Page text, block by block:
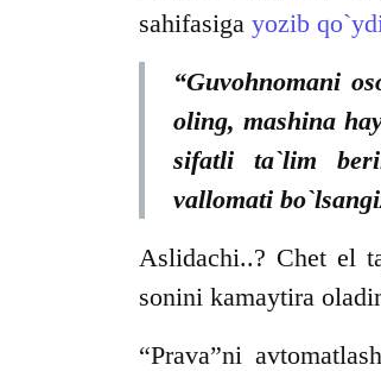
sahifasiga yozib
“Guvohnomani
oling, mashina
sifatli ta`lim
vallomati
Aslidachi..? Chet el
sonini kamaytira
“Prava”ni